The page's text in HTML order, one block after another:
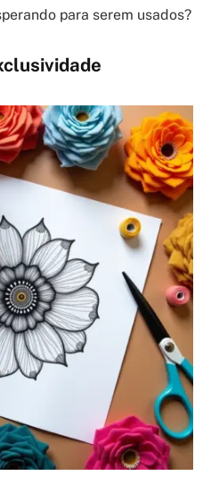
para serem usados?